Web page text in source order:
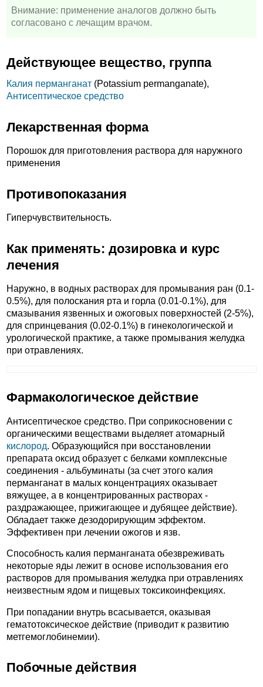
Внимание: применение аналогов должно быть
согласовано с лечащим врачом.
Действующее вещество, группа
Калия перманганат (Potassium permanganate),
Антисептическое средство
Лекарственная форма
Порошок для приготовления раствора для наружного
применения
Противопоказания
Гиперчувствительность.
Как применять: дозировка и курс
лечения
Наружно, в водных растворах для промывания ран (0.1-
0.5%), для полоскания рта и горла (0.01-0.1%), для
смазывания язвенных и ожоговых поверхностей (2-5%),
для спринцевания (0.02-0.1%) в гинекологической и
урологической практике, а также промывания желудка
при отравлениях.
Фармакологическое действие
Антисептическое средство. При соприкосновении с
органическими веществами выделяет атомарный
кислород. Образующийся при восстановлении
препарата оксид образует с белками комплексные
соединения - альбуминаты (за счет этого калия
перманганат в малых концентрациях оказывает
вяжущее, а в концентрированных растворах -
раздражающее, прижигающее и дубящее действие).
Обладает также дезодорирующим эффектом.
Эффективен при лечении ожогов и язв.
Способность калия перманганата обезвреживать
некоторые яды лежит в основе использования его
растворов для промывания желудка при отравлениях
неизвестным ядом и пищевых токсикоинфекциях.
При попадании внутрь всасывается, оказывая
гематотоксическое действие (приводит к развитию
метгемоглобинемии).
Побочные действия